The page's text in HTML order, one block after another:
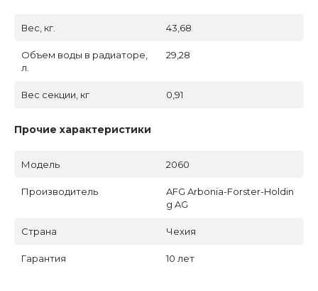
Вес, кг. 43,68
Объем воды в радиаторе,
л.
29,28
Вес секции, кг 0,91
Прочие характеристики
Модель 2060
Производитель
AFG Arbonia-Forster-Holdin
g AG
Страна Чехия
Гарантия 10 лет